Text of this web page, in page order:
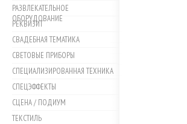
РАЗВЛЕКАТЕЛЬНОЕ
ОБОРУДОВАНИЕ
РЕКВИЗИТ
СВАДЕБНАЯ ТЕМАТИКА
СВЕТОВЫЕ ПРИБОРЫ
СПЕЦИАЛИЗИРОВАННАЯ ТЕХНИКА
СПЕЦЭФФЕКТЫ
СЦЕНА / ПОДИУМ
ТЕКСТИЛЬ